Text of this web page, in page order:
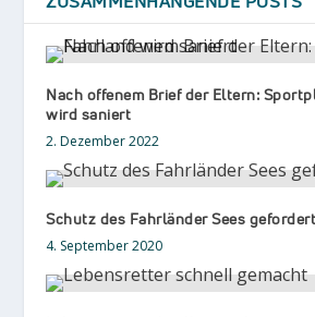
Nach offenem Brief der Eltern:
wird saniert
2. Dezember 2022
Schutz des Fahrländer Sees gefordert
4. September 2020